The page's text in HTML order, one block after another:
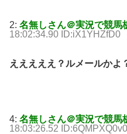
2: 名無しさん＠実況で競馬
18:02:34.90 ID:iX1YHZfD0
えええええ？ルメールかよ
4: 名無しさん＠実況で競馬
18:03:26.52 ID:6QMPXQ0v0